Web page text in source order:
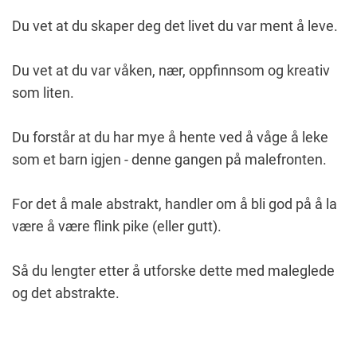
Du vet at du skaper deg det livet du var ment å leve.
Du vet at du var våken, nær, oppfinnsom og kreativ
som liten.
Du forstår at du har mye å hente ved å våge å leke
som et barn igjen - denne gangen på malefronten.
For det å male abstrakt, handler om å bli god på å la
være å være flink pike (eller gutt).
Så du lengter etter å utforske dette med maleglede
og det abstrakte.